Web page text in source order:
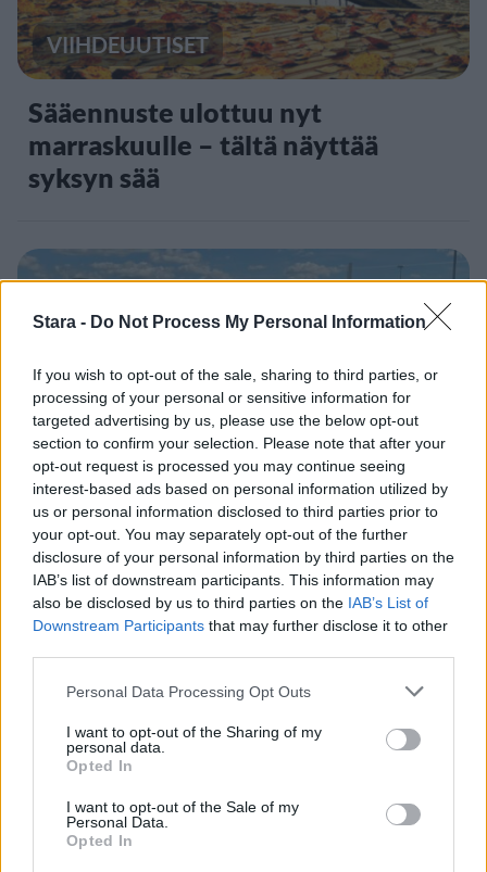
Stara - Do Not Process My Personal Information
If you wish to opt-out of the sale, sharing to third parties, or
processing of your personal or sensitive information for
targeted advertising by us, please use the below opt-out
section to confirm your selection. Please note that after your
opt-out request is processed you may continue seeing
interest-based ads based on personal information utilized by
us or personal information disclosed to third parties prior to
your opt-out. You may separately opt-out of the further
disclosure of your personal information by third parties on the
IAB’s list of downstream participants. This information may
also be disclosed by us to third parties on the IAB’s List of
Downstream Participants that may further disclose it to other
Personal Data Processing Opt Outs
I want to opt-out of the Sharing of my
personal data.
Opted In
I want to opt-out of the Sale of my
Personal Data.
Opted In
VIIHDEUUTISET
Sääennuste ulottuu nyt
marraskuulle – tältä näyttää
syksyn sää
3
MATKAILU
Finnairin lennoista osan lentää
jatkossa toinen lentoyhtiö –
matkustajille tärkeä rajoitus
4
UUTISET